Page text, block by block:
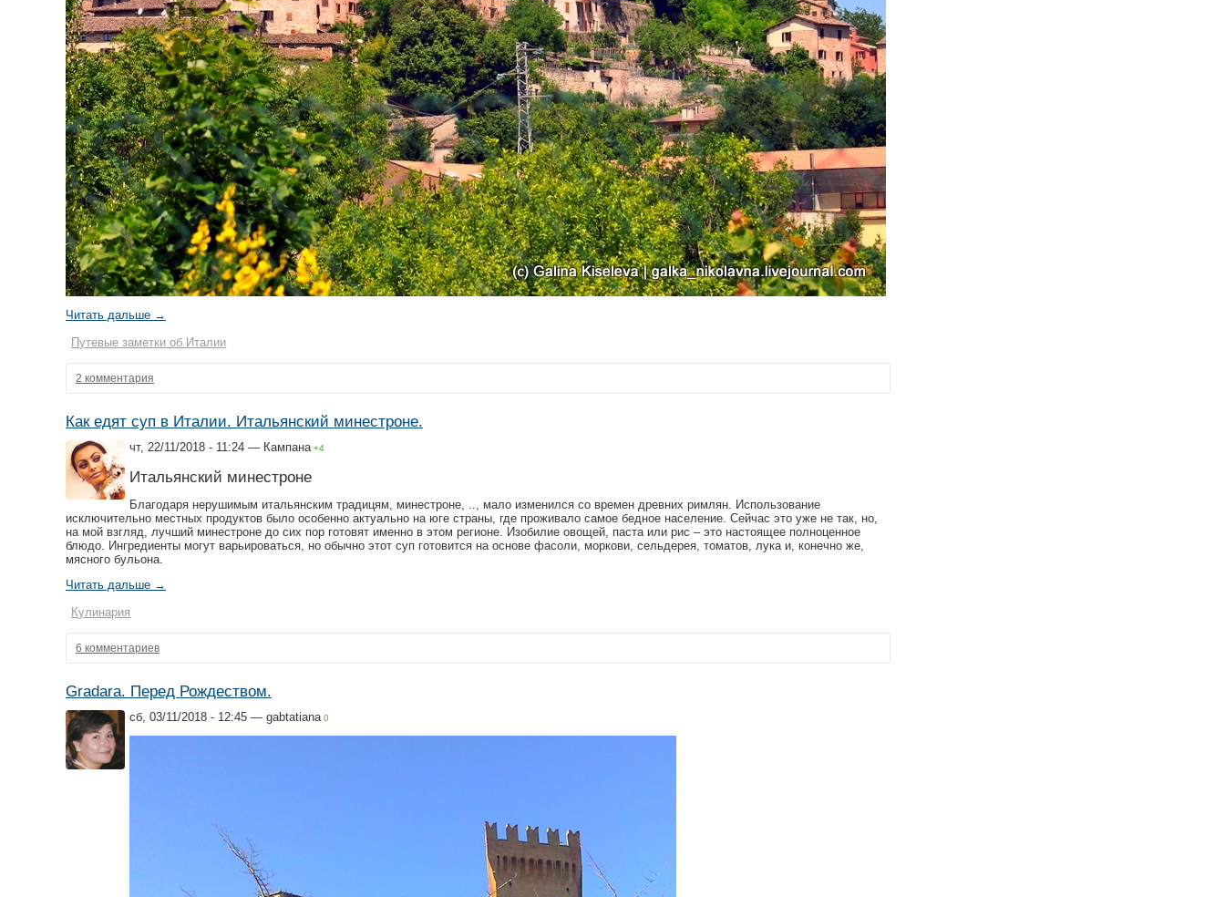
Читать дальше →
Путевые заметки об Италии
2 комментария
Как едят суп в Италии. Итальянский минестроне.
чт, 22/11/2018 - 11:24 — Кампана +4
Итальянский минестроне
Благодаря нерушимым итальянским традицям, минестроне, .., мало изменился со времен древних римлян. Использование
исключительно местных продуктов было особенно актуально на юге страны, где проживало самое бедное население. Сейчас это уже не так, но,
на мой взгляд, лучший минестроне до сих пор готовят именно в этом регионе. Изобилие овощей, паста или рис – это настоящее полноценное
блюдо. Ингредиенты могут варьироваться, но обычно этот суп готовится на основе фасоли, моркови, сельдерея, томатов, лука и, конечно же,
мясного бульона.
Читать дальше →
Кулинария
6 комментариев
Gradara. Перед Рождеством.
сб, 03/11/2018 - 12:45 — gabtatiana 0